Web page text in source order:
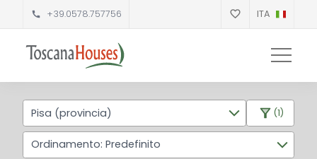
+39.0578.757756 ITA
Pisa (provincia) (1)
Ordinamento: Predefinito